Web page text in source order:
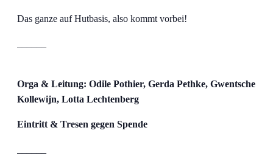
Das ganze auf Hutbasis, also kommt vorbei!
Orga & Leitung: Odile Pothier, Gerda Pethke, Gwentsche
Kollewijn, Lotta Lechtenberg
Eintritt & Tresen gegen Spende